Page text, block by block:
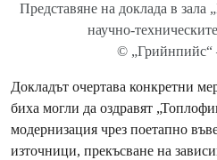
Представяне на доклада в
научно-
© „Грийнпийс“
Докладът очертава конкретни
биха могли да оздравят
модернизация чрез поетапно
източници, прекъсване на